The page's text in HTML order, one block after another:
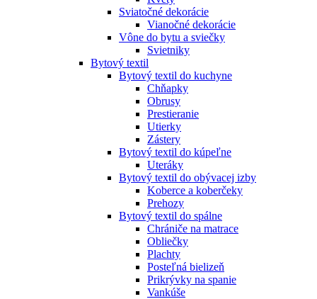
Sviatočné dekorácie
Vianočné dekorácie
Vône do bytu a sviečky
Svietniky
Bytový textil
Bytový textil do kuchyne
Chňapky
Obrusy
Prestieranie
Utierky
Zástery
Bytový textil do kúpeľne
Uteráky
Bytový textil do obývacej izby
Koberce a koberčeky
Prehozy
Bytový textil do spálne
Chrániče na matrace
Obliečky
Plachty
Posteľná bielizeň
Prikrývky na spanie
Vankúše